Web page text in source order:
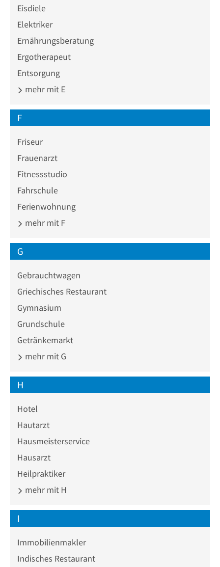
Eisdiele
Elektriker
Ernährungsberatung
Ergotherapeut
Entsorgung
mehr mit E
F
Friseur
Frauenarzt
Fitnessstudio
Fahrschule
Ferienwohnung
mehr mit F
G
Gebrauchtwagen
Griechisches Restaurant
Gymnasium
Grundschule
Getränkemarkt
mehr mit G
H
Hotel
Hautarzt
Hausmeisterservice
Hausarzt
Heilpraktiker
mehr mit H
I
Immobilienmakler
Indisches Restaurant